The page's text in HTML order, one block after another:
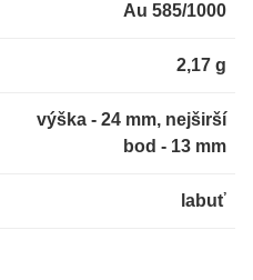
Au 585/1000
2,17 g
výška - 24 mm, nejširší
bod - 13 mm
labuť